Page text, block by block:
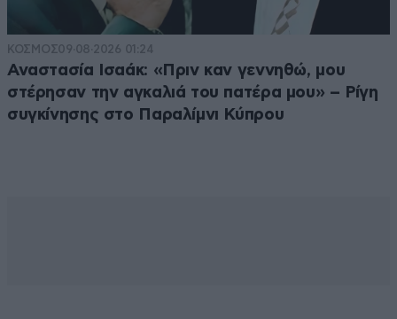
ΚΟΣΜΟΣ09·08·2026 01:24
Αναστασία Ισαάκ: «Πριν καν γεννηθώ, μου
στέρησαν την αγκαλιά του πατέρα μου» – Ρίγη
συγκίνησης στο Παραλίμνι Κύπρου